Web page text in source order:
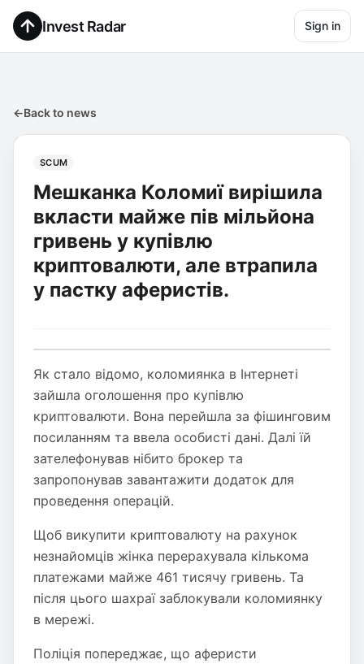
Invest Radar Sign in
←Back to news
SCUM
Мешканка Коломиї вирішила
вкласти майже пів мільйона
гривень у купівлю
криптовалюти, але втрапила
у пастку аферистів.
Як стало відомо, коломиянка в Інтернеті
зайшла оголошення про купівлю
криптовалюти. Вона перейшла за фішинговим
посиланням та ввела особисті дані. Далі їй
зателефонував нібито брокер та
запропонував завантажити додаток для
проведення операцій.
Щоб викупити криптовалюту на рахунок
незнайомців жінка перерахувала кількома
платежами майже 461 тисячу гривень. Та
після цього шахраї заблокували коломиянку
в мережі.
Поліція попереджає, що аферисти